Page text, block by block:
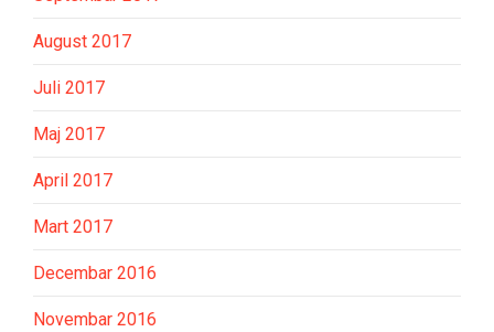
August 2017
Juli 2017
Maj 2017
April 2017
Mart 2017
Decembar 2016
Novembar 2016